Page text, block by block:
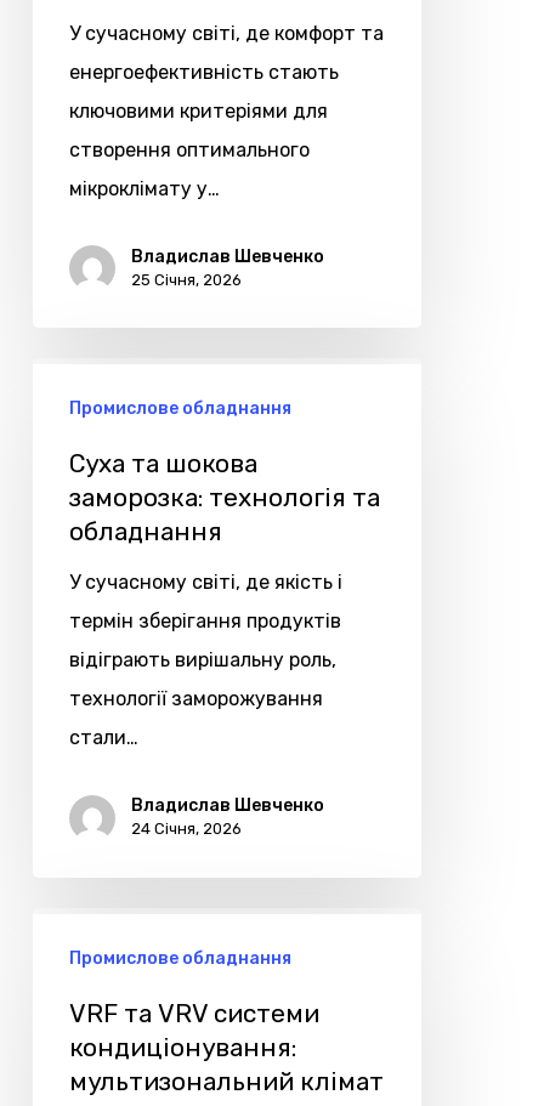
принцип
У сучасному світі, де комфорт та
енергоефективність стають
ключовими критеріями для
створення оптимального
мікроклімату у…
Владислав Шевченко
25 Січня, 2026
шокова
заморозка:
технологія
обладнання
Промислове обладнання
Суха та шокова
заморозка: технологія та
обладнання
У сучасному світі, де якість і
термін зберігання продуктів
відіграють вирішальну роль,
технології заморожування
стали…
Владислав Шевченко
24 Січня, 2026
системи
кондиціонування:
Промислове обладнання
VRF та VRV системи
кондиціонування:
мультизональний клімат